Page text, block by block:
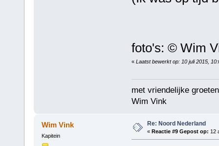
foto's: © Wim
« Laatst bewerkt op: 10 juli 2015,
met vriendelijke
Wim Vink
Wim Vink
Kapitein
Re: Noord Nederland
« Reactie #9 Gepost op: 12